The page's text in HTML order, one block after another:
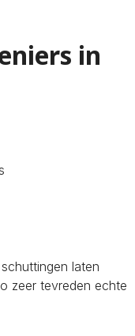
in
laten
zeer tevreden echte